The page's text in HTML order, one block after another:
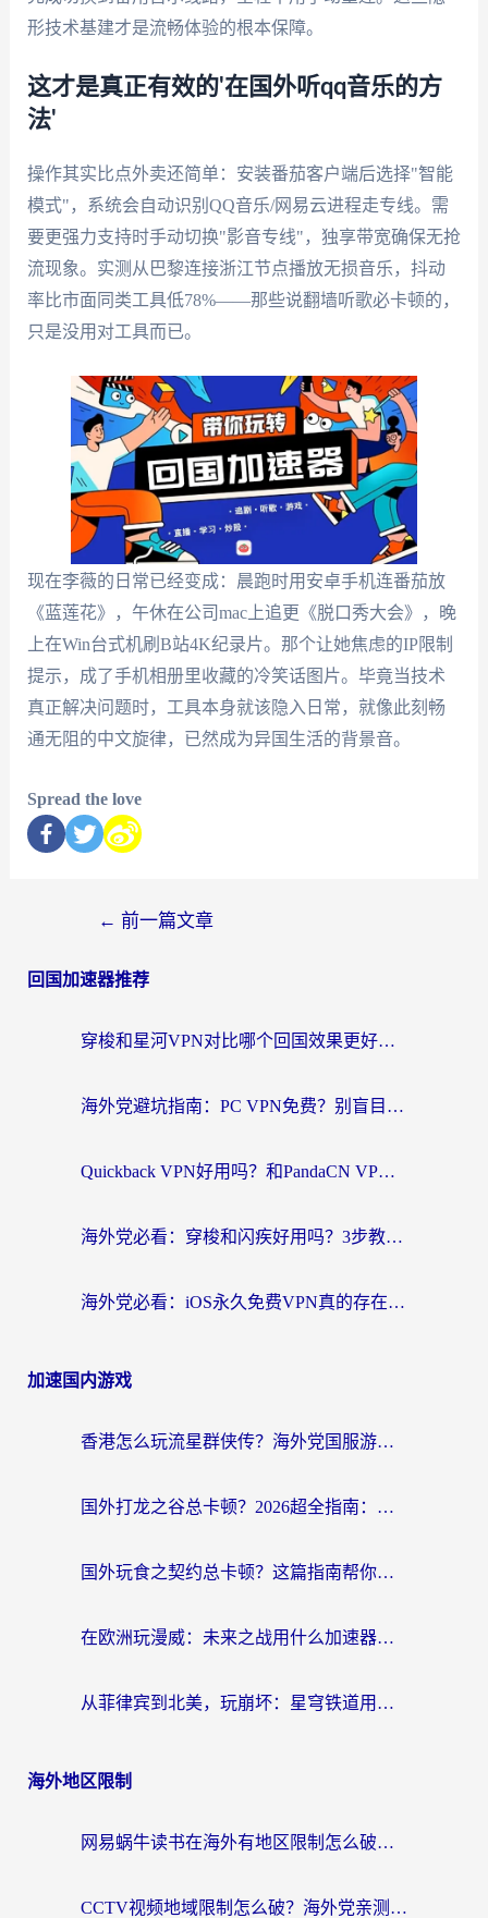
形技术基建才是流畅体验的根本保障。
这才是真正有效的'在国外听qq音乐的方
法'
操作其实比点外卖还简单：安装番茄客户端后选择"智能
模式"，系统会自动识别QQ音乐/网易云进程走专线。需
要更强力支持时手动切换"影音专线"，独享带宽确保无抢
流现象。实测从巴黎连接浙江节点播放无损音乐，抖动
率比市面同类工具低78%——那些说翻墙听歌必卡顿的，
只是没用对工具而已。
现在李薇的日常已经变成：晨跑时用安卓手机连番茄放
《蓝莲花》，午休在公司mac上追更《脱口秀大会》，晚
上在Win台式机刷B站4K纪录片。那个让她焦虑的IP限制
提示，成了手机相册里收藏的冷笑话图片。毕竟当技术
真正解决问题时，工具本身就该隐入日常，就像此刻畅
通无阻的中文旋律，已然成为异国生活的背景音。
Spread the love
← 前一篇文章
回国加速器推荐
穿梭和星河VPN对比哪个回国效果更好？海外党亲测5款加速器的无缝访问指南
海外党避坑指南：PC VPN免费？别盲目！教你选对回国加速器无缝刷国内资源
Quickback VPN好用吗？和PandaCN VPN对比哪个回国效果更好？海外党必看的真实体验指南
海外党必看：穿梭和闪疾好用吗？3步教你选对回国加速器，无缝刷剧玩Steam
海外党必看：iOS永久免费VPN真的存在吗？教你选对回国加速器无缝刷国内资源
加速国内游戏
香港怎么玩流星群侠传？海外党国服游戏不卡顿的终极解决方案
国外打龙之谷总卡顿？2026超全指南：选对加速器，龙之谷星战前夜激战2都能丝滑畅玩
国外玩食之契约总卡顿？这篇指南帮你选对加速器（附瑞士地鼠传奇、菲律宾纳萨力克之王方案）
在欧洲玩漫威：未来之战用什么加速器最好用？老玩家亲测避坑指南
从菲律宾到北美，玩崩坏：星穹铁道用什么加速器好？我试过5款后选了它
海外地区限制
网易蜗牛读书在海外有地区限制怎么破解？3个实用方案帮你畅读无阻（附缅甸美国使用技巧）
CCTV视频地域限制怎么破？海外党亲测有效的回国加速解决方案